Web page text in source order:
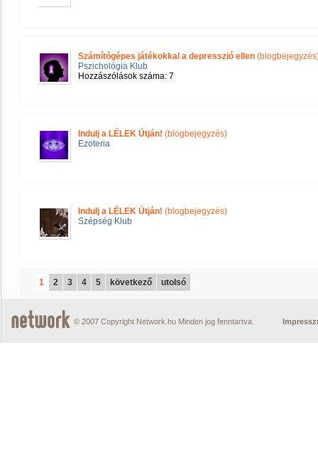
Számítógépes játékokkal a depresszió ellen
Pszichológia Klub
Hozzászólások száma: 7
Indulj a LÉLEK Útján! (blogbejegyzés)
Ezoteria
Indulj a LÉLEK Útján! (blogbejegyzés)
Szépség Klub
1 2 3 4 5 következő utolsó
© 2007 Copyright Network.hu Minden jog fenntartva.